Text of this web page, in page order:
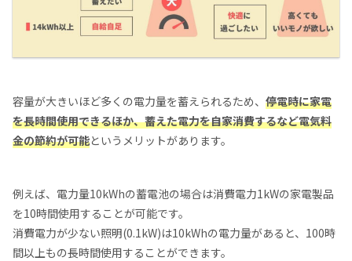
容量が大きいほど多くの電力量を蓄えられるため、 停電時に家電
を長時間使用できるほか、蓄えた電力を自家消費するなど電気料
金の節約が可能というメリットがあります。
例えば、電力量10kWhの蓄電池の場合は消費電力1kWの家電製品
を10時間使用することが可能です。
消費電力が少ない照明(0.1kW)は10kWhの電力量があると、100時
間以上もの長時間使用することができます。